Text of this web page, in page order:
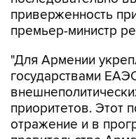
приверженность
премьер-министр
"Для Армении
государствами
приоритетов. Этот
отражение и в